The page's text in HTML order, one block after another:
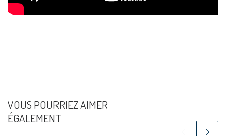
VOUS POURRIEZ AIMER
ÉGALEMENT